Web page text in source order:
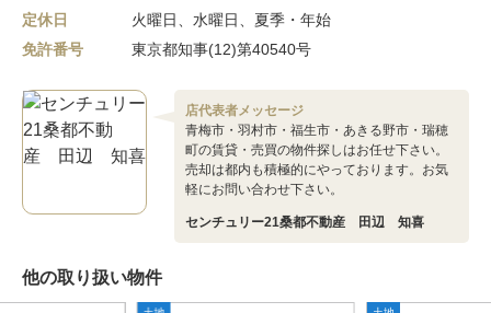
定休日
火曜日、水曜日、夏季・年始
免許番号
東京都知事(12)第40540号
店代表者メッセージ
青梅市・羽村市・福生市・あきる野市・瑞穂
町の賃貸・売買の物件探しはお任せ下さい。
売却は都内も積極的にやっております。お気
軽にお問い合わせ下さい。
センチュリー21桑都不動産 田辺 知喜
他の取り扱い物件